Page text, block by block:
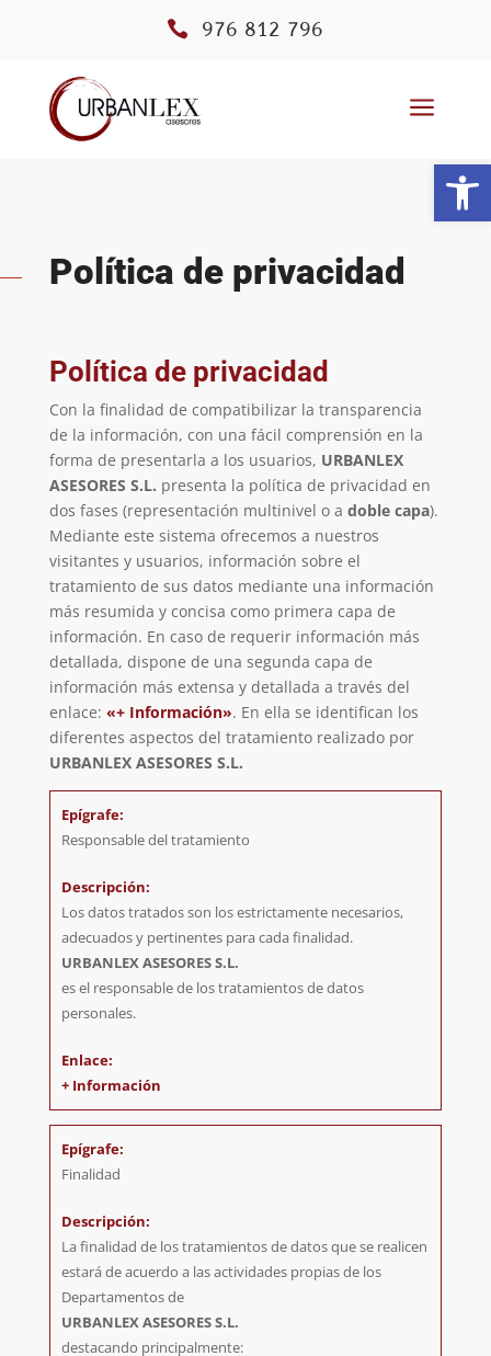
 976 812 796
a
Política de privacidad
Política de privacidad
Con la finalidad de compatibilizar la transparencia
de la información, con una fácil comprensión en la
forma de presentarla a los usuarios, URBANLEX
ASESORES S.L. presenta la política de privacidad en
dos fases (representación multinivel o a doble capa).
Mediante este sistema ofrecemos a nuestros
visitantes y usuarios, información sobre el
tratamiento de sus datos mediante una información
más resumida y concisa como primera capa de
información. En caso de requerir información más
detallada, dispone de una segunda capa de
información más extensa y detallada a través del
enlace: «+ Información». En ella se identifican los
diferentes aspectos del tratamiento realizado por
URBANLEX ASESORES S.L.
Responsable del tratamiento
Los datos tratados son los estrictamente necesarios,
adecuados y pertinentes para cada finalidad.
URBANLEX ASESORES S.L.
es el responsable de los tratamientos de datos
personales.
+ Información
Finalidad
La finalidad de los tratamientos de datos que se realicen
estará de acuerdo a las actividades propias de los
Departamentos de
URBANLEX ASESORES S.L.
destacando principalmente: